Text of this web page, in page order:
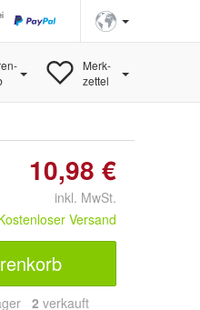
Merk-
zettel
10,98 €
inkl. MwSt.
Versand
2 verkauft